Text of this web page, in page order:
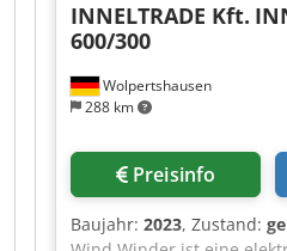
Wolpertshausen
288 km
INNELTRADE Kft.
600/300
Preisinfo
Baujahr: 2023, Zustand: